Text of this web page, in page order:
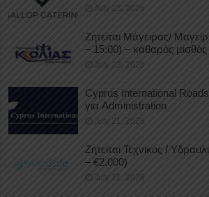
July 23, 2026
Ζητείται Μάγειρας/
– 15:00) – καθαρός
July 23, 2026
Cyprus International
για Administration
July 21, 2026
Ζητείται Τεχνικός /
– €2.000)
July 21, 2026